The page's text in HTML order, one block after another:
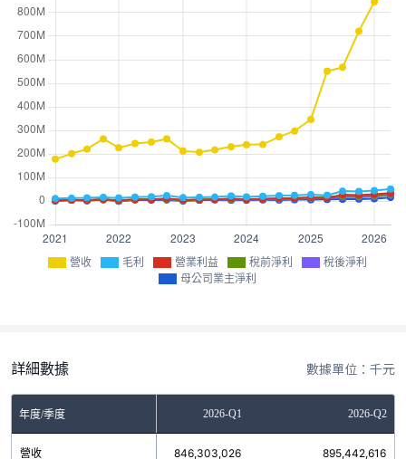
營收 毛利 營業利益 稅前淨利
稅後淨利
母公司業主淨利
詳細數據 數據單位：千元
年度/季度2025-Q4 2026-Q1 2026-Q2
營收720,940,833 846,303,026 895,442,616